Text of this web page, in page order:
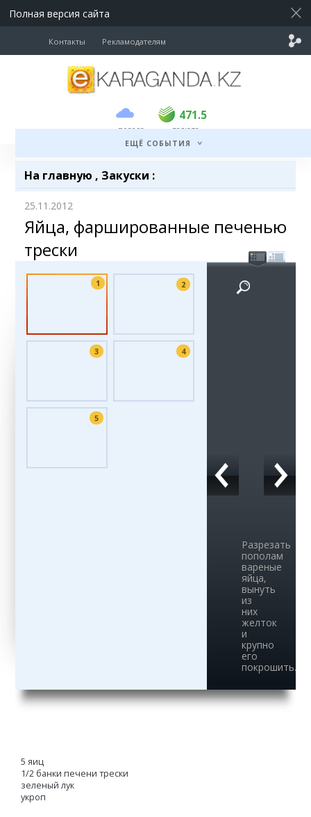
Полная версия сайта
Контакты Рекламодателям
погода
471.5
USD 470.5 471.5
валюта
ЕЩЁ СОБЫТИЯ
На главную , Закуски :
25.11.2012
Яйца, фаршированные печенью
трески
1 2
3 4
5
Разрезать
пополам
вареные
яйца,
вынуть
из
них
желток
и
крупно
его
покрошить.
5 яиц
1/2 банки печени трески
зеленый лук
укроп